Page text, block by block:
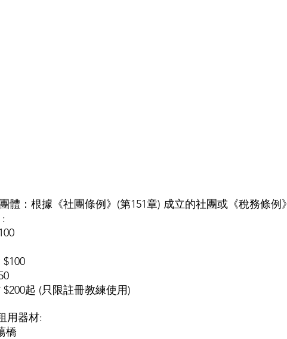
體：根據《社團條例》(第151章) 成立的社團或《稅務條
起 (只限註冊教練使用)
用器材:
橋